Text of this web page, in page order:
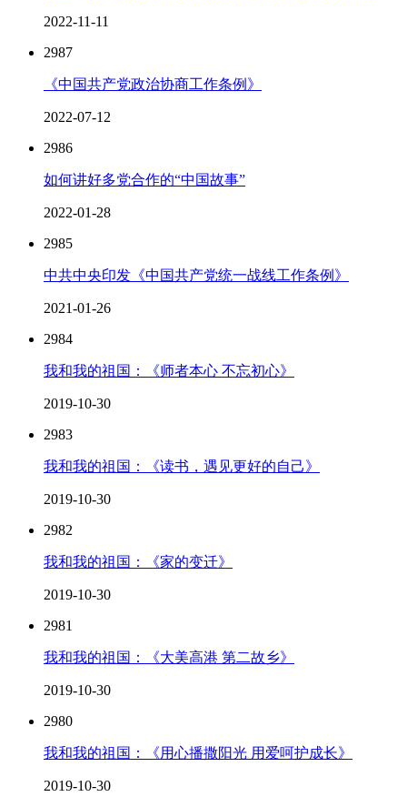
2022-11-11
2987
《中国共产党政治协商工作条例》
2022-07-12
2986
如何讲好多党合作的“中国故事”
2022-01-28
2985
中共中央印发《中国共产党统一战线工作条例》
2021-01-26
2984
我和我的祖国：《师者本心 不忘初心》
2019-10-30
2983
我和我的祖国：《读书，遇见更好的自己》
2019-10-30
2982
我和我的祖国：《家的变迁》
2019-10-30
2981
我和我的祖国：《大美高港 第二故乡》
2019-10-30
2980
我和我的祖国：《用心播撒阳光 用爱呵护成长》
2019-10-30